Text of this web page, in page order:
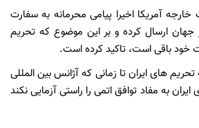
آمریکا اخیرا پیامی محرمانه به سفارت
ارسال کرده و بر این موضوع که تحریم
خود باقی است، تاکید کرده است.
های ایران تا زمانی که آژانس بین المللی
به مفاد توافق اتمی را راستی آزمایی نکند